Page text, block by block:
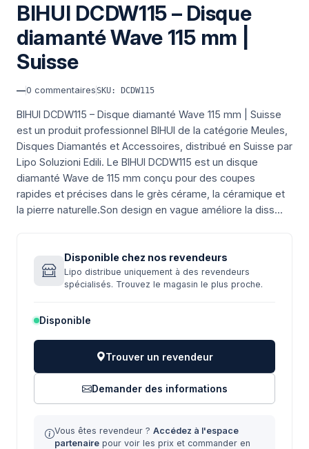
BIHUI DCDW115 – Disque
diamanté Wave 115 mm |
Suisse
—0 commentairesSKU: DCDW115
BIHUI DCDW115 – Disque diamanté Wave 115 mm | Suisse
est un produit professionnel BIHUI de la catégorie Meules,
Disques Diamantés et Accessoires, distribué en Suisse par
Lipo Soluzioni Edili. Le BIHUI DCDW115 est un disque
diamanté Wave de 115 mm conçu pour des coupes
rapides et précises dans le grès cérame, la céramique et
la pierre naturelle.Son design en vague améliore la diss...
Disponible chez nos revendeurs
Lipo distribue uniquement à des revendeurs
spécialisés. Trouvez le magasin le plus proche.
Disponible
Trouver un revendeur
Demander des informations
Vous êtes revendeur ? Accédez à l'espace
partenaire pour voir les prix et commander en